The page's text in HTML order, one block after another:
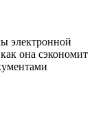
электронной
она сэкономит